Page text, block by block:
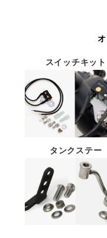
スイッチキット
タンクステー